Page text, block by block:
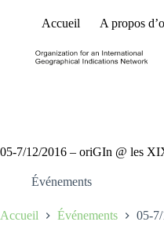
Accueil A propos
05-7/12/2016 – oriGIn @ les
Événements
Accueil Événements 05-